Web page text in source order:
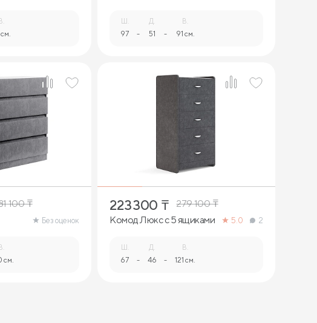
Ш.
97 -
Д.
51 -
В.
91 см.
100₸
Без оценок
см.
223 300 ₸ 279 100₸
Комод Люкс с 5 ящиками
5.0 2
Ш.
67 -
Д.
46 -
В.
121 см.